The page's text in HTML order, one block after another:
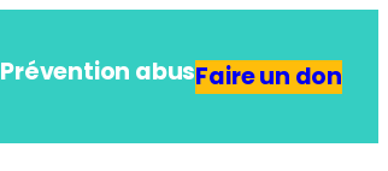
Prévention abusFaire un don